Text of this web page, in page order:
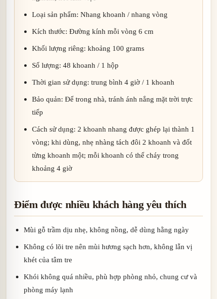
Loại sản phẩm: Nhang khoanh / nhang vòng
Kích thước: Đường kính mỗi vòng 6 cm
Khối lượng riêng: khoảng 100 grams
Số lượng: 48 khoanh / 1 hộp
Thời gian sử dụng: trung bình 4 giờ / 1 khoanh
Bảo quản: Để trong nhà, tránh ánh nắng mặt trời trực
tiếp
Cách sử dụng: 2 khoanh nhang được ghép lại thành 1
vòng; khi dùng, nhẹ nhàng tách đôi 2 khoanh và đốt
từng khoanh một; mỗi khoanh có thể cháy trong
khoảng 4 giờ
Điểm được nhiều khách hàng yêu thích
Mùi gỗ trầm dịu nhẹ, không nồng, dễ dùng hằng ngày
Không có lõi tre nên mùi hương sạch hơn, không lẫn vị
khét của tâm tre
Khói không quá nhiều, phù hợp phòng nhỏ, chung cư và
phòng máy lạnh